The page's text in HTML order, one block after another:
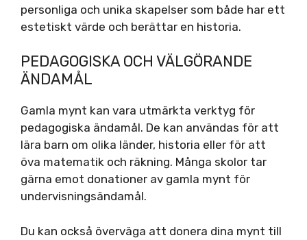
personliga och unika skapelser som både har ett
estetiskt värde och berättar en historia.
PEDAGOGISKA OCH VÄLGÖRANDE
ÄNDAMÅL
Gamla mynt kan vara utmärkta verktyg för
pedagogiska ändamål. De kan användas för att
lära barn om olika länder, historia eller för att
öva matematik och räkning. Många skolor tar
gärna emot donationer av gamla mynt för
undervisningsändamål.
Du kan också överväga att donera dina mynt till